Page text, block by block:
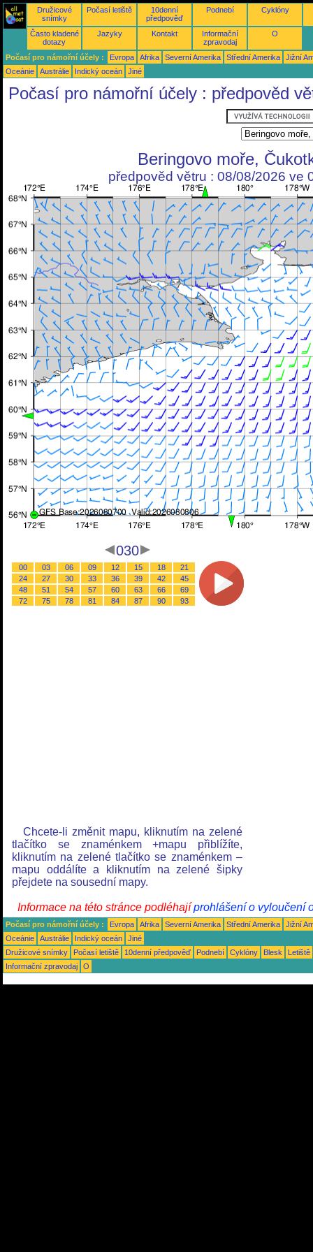
Družicové
snímky
Počasí letiště
10denní
předpověď
Podnebí Cyklóny
Často kladené
dotazy
Jazyky Kontakt
Informační
zpravodaj
O
Počasí pro námořní účely : Evropa Afrika Severní Amerika Střední Amerika
Jižní
Oceánie
Austrálie Indický oceán Jiné
Počasí pro námořní účely : předpověd
Beringovo moře,
předpověd větru : 08/08/2026 ve
030
00 03 06 09 12 15 18
21
24
27 30 33 36 39 42
45
48
51 54 57 60 63 66
69
72
75 78 81 84 87 90 93
Chcete-li změnit mapu, kliknutím na zelené
tlačítko se znaménkem +mapu přiblížíte,
kliknutím na zelené tlačítko se znaménkem –
mapu oddálíte a kliknutím na zelené šipky
přejdete na sousední mapy.
Informace na této stránce podléhajíprohlášení o vyloučení
Počasí pro námořní účely : Evropa Afrika Severní Amerika Střední Amerika
Jižní
Oceánie
Austrálie Indický oceán
Jiné
Družicové snímky
Počasí letiště 10denní předpověď Podnebí Cyklóny Blesk
Letiště
Informační zpravodaj
O